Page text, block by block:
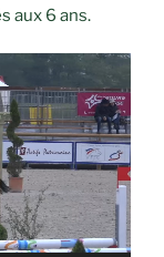
aux 6 ans.